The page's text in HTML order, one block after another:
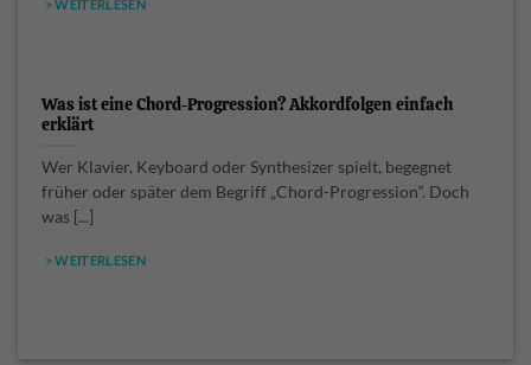
> WEITERLESEN
Was ist eine Chord-Progression? Akkordfolgen einfach
erklärt
Wer Klavier, Keyboard oder Synthesizer spielt, begegnet
früher oder später dem Begriff „Chord-Progression“. Doch
was [...]
> WEITERLESEN